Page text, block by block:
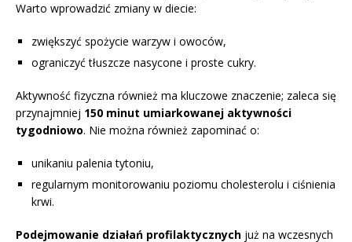
Warto wprowadzić zmiany w diecie:
zwiększyć spożycie warzyw i owoców,
ograniczyć tłuszcze nasycone i proste cukry.
Aktywność fizyczna również ma kluczowe znaczenie; zaleca się
przynajmniej 150 minut umiarkowanej aktywności
tygodniowo. Nie można również zapominać o:
unikaniu palenia tytoniu,
regularnym monitorowaniu poziomu cholesterolu i ciśnienia
krwi.
Podejmowanie działań profilaktycznych już na wczesnych